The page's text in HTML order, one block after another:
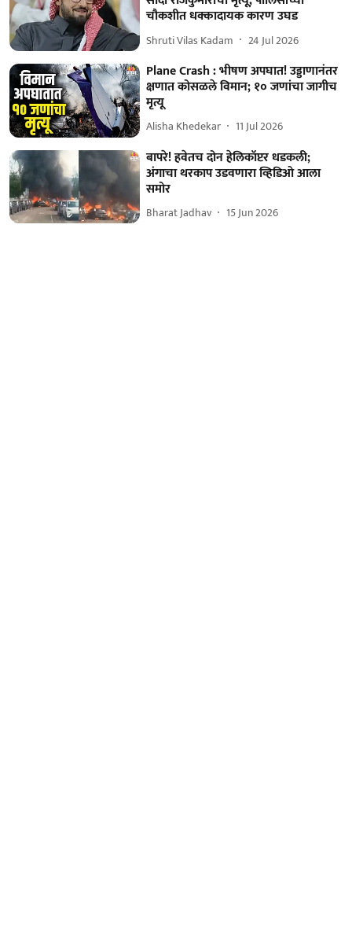
चौकशीत धक्कादायक कारण उघड
Shruti Vilas Kadam 24 Jul 2026
Plane Crash : भीषण अपघात! उड्डाणानंतर
क्षणात कोसळले विमान; १० जणांचा जागीच
मृत्यू
Alisha Khedekar 11 Jul 2026
बापरे! हवेतच दोन हेलिकॉप्टर धडकली;
अंगाचा थरकाप उडवणारा व्हिडिओ आला
समोर
Bharat Jadhav 15 Jun 2026